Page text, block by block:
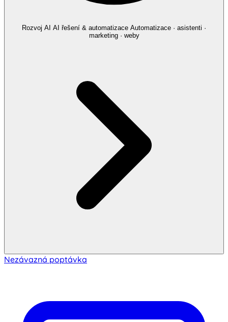
Rozvoj AI AI řešení & automatizace Automatizace · asistenti ·
marketing · weby
Nezávazná poptávka